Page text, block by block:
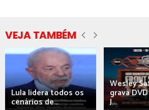
VEJA TAMBÉM
Lula lidera todos os
cenários de...
Wesley
grava
J...